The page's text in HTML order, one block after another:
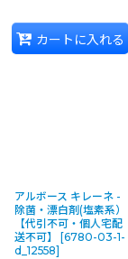
カートに入れる
アルボース キレーネ -
除菌・漂白剤(塩素系）
【代引不可・個人宅配
送不可】
[6780-03-1-
d_12558]